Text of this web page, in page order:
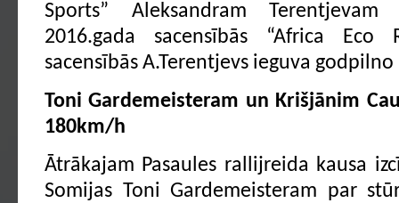
Sports” Aleksandram
2016.gada sacensībās “Africa Eco
sacensībās A.Terentjevs ieguva
Toni Gardemeisteram un Krišjānim
180km/h
Ātrākajam Pasaules rallijreida kausa
Somijas Toni Gardemeisteram par